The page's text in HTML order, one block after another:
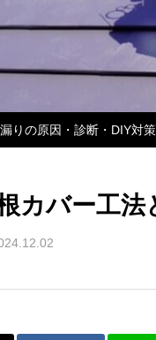
りの原因・診断・DIY対策
カバー工法